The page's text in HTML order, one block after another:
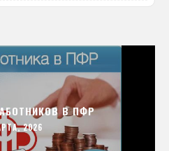
В ПФР
2026